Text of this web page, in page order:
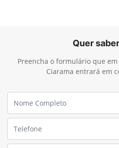
Quer
Preencha o formulário que
Ciarama entrará em